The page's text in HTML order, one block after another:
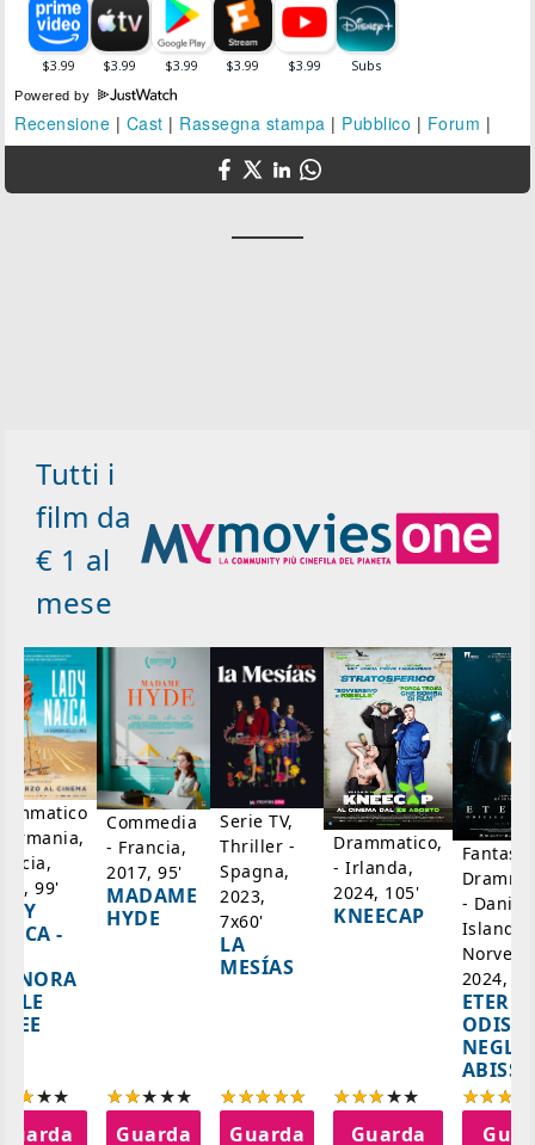
Powered by
Recensione | Cast | Rassegna stampa | Pubblico | Forum |
Tutti i
film da
€ 1 al
mese
99'
-
Commedia
- Francia,
2017, 95'
MADAME
HYDE
Guarda
Serie TV,
Thriller -
Spagna,
2023,
7x60'
LA
MESÍAS
Guarda
Drammatico,
- Irlanda,
2024, 105'
KNEECAP
Guarda
-
Islanda,
2024,
NEGLI
ABISSI